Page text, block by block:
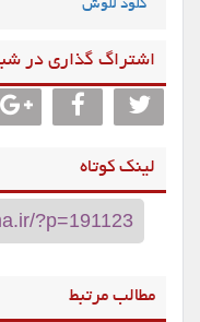
کلود للوش
اشتراگ گذاری در
لینک کوتاه
مطالب مرتبط